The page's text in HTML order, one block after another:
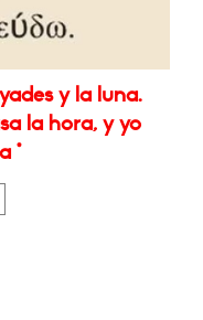
y la luna.
la hora, y yo
*